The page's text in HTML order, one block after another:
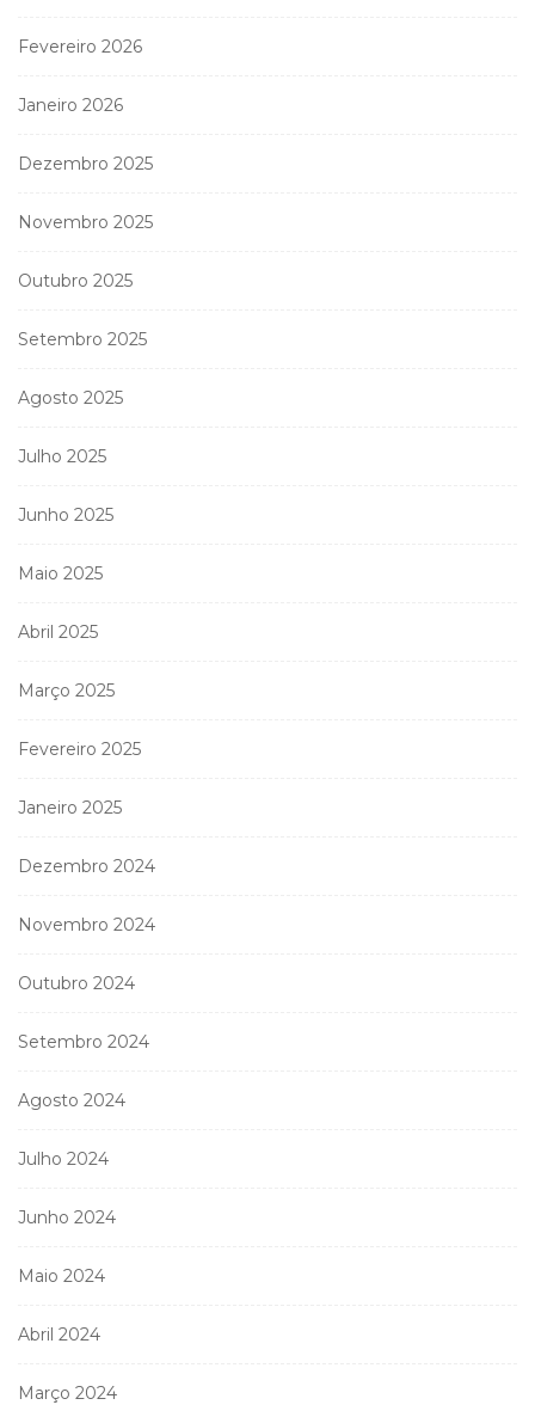
Fevereiro 2026
Janeiro 2026
Dezembro 2025
Novembro 2025
Outubro 2025
Setembro 2025
Agosto 2025
Julho 2025
Junho 2025
Maio 2025
Abril 2025
Março 2025
Fevereiro 2025
Janeiro 2025
Dezembro 2024
Novembro 2024
Outubro 2024
Setembro 2024
Agosto 2024
Julho 2024
Junho 2024
Maio 2024
Abril 2024
Março 2024